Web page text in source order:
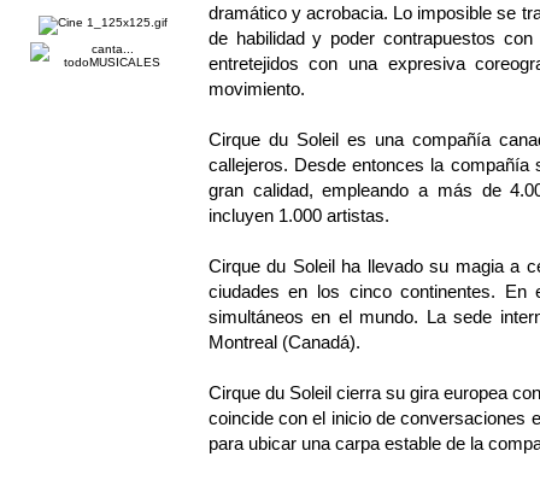
dramático y acrobacia. Lo imposible se
de habilidad y poder contrapuestos
entretejidos con una expresiva
movimiento.
Cirque du Soleil es una compañía
callejeros. Desde entonces la compañía
gran calidad, empleando a más de
incluyen 1.000 artistas.
Cirque du Soleil ha llevado su magia a
ciudades en los cinco continentes. En
simultáneos en el mundo. La sede
Montreal (Canadá).
Cirque du Soleil cierra su gira europea
coincide con el inicio de conversaciones
para ubicar una carpa estable de la